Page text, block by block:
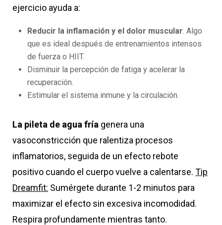
ejercicio ayuda a:
Reducir la inflamación y el dolor muscular. Algo
que es ideal después de entrenamientos intensos
de fuerza o HIIT.
Disminuir la percepción de fatiga y acelerar la
recuperación.
Estimular el sistema inmune y la circulación.
La pileta de agua fría genera una
vasoconstricción que ralentiza procesos
inflamatorios, seguida de un efecto rebote
positivo cuando el cuerpo vuelve a calentarse. Tip
Dreamfit: Sumérgete durante 1-2 minutos para
maximizar el efecto sin excesiva incomodidad.
Respira profundamente mientras tanto.